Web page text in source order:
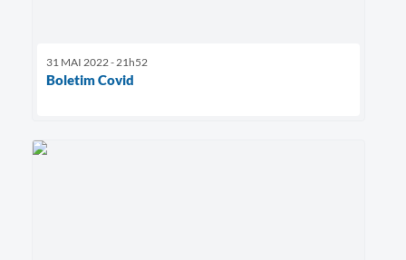
31 MAI 2022 - 21h52
Boletim Covid